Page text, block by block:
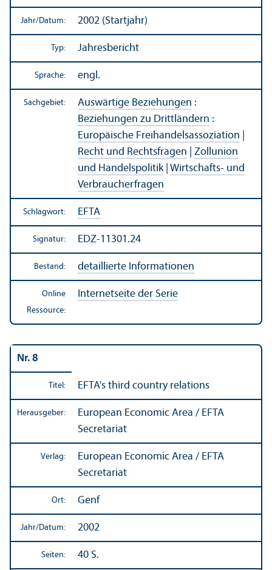
Jahr/Datum: 2002 (Startjahr)
Typ: Jahresbericht
Sprache: engl.
Sachgebiet: Auswärtige Beziehungen :
Beziehungen zu Drittländern :
Europäische Freihandels­assoziation
Recht und Rechts­fragen
Zollunion
und Handels­politik| Wirtschafts- und
Verbraucherfragen
Schlagwort: EFTA
Signatur: EDZ-11301.24
Bestand: detaillierte Informationen
Online
Ressource:
Internetseite der Serie
Nr. 8
Titel: EFTA's third country relations
Herausgeber:
European Economic Area / EFTA
Secretariat
Verlag:
European Economic Area / EFTA
Secretariat
Ort: Genf
Jahr/Datum: 2002
Seiten: 40 S.